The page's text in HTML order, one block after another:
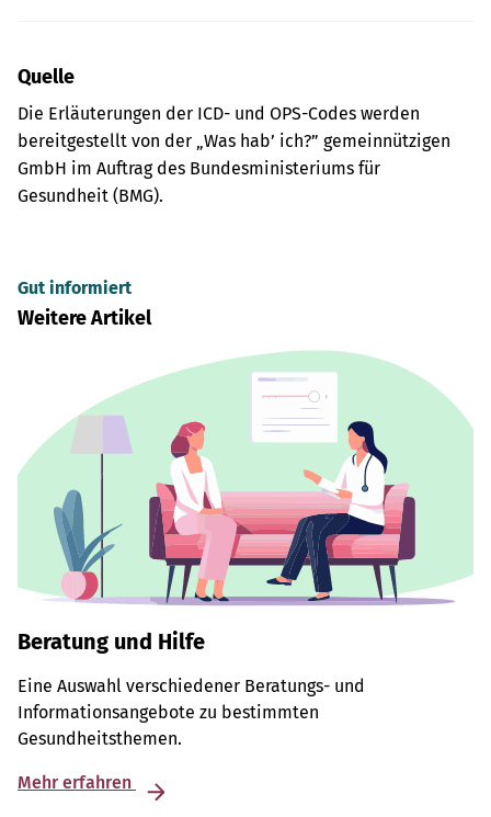
Quelle
Die Erläuterungen der ICD- und OPS-Codes werden
bereitgestellt von der „Was hab’ ich?” gemeinnützigen
GmbH im Auftrag des Bundesministeriums für
Gesundheit (BMG).
Gut informiert
Weitere Artikel
Beratung und Hilfe
Eine Auswahl verschiedener Beratungs- und
Informationsangebote zu bestimmten
Gesundheitsthemen.
Mehr erfahren